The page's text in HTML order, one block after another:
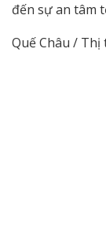
đến sự an tâm
Quế Châu /